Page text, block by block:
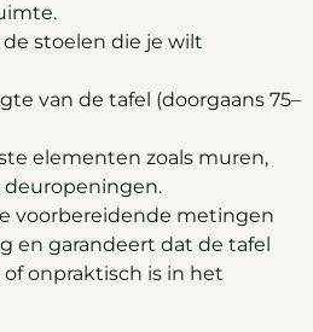
stoelen die je wilt
van de tafel (doorgaans 75–
elementen zoals muren,
voorbereidende metingen
en garandeert dat de tafel
onpraktisch is in het